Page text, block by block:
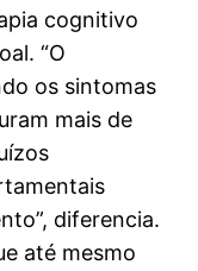
cognitivo
“O
os sintomas
mais de
diferencia.
até mesmo